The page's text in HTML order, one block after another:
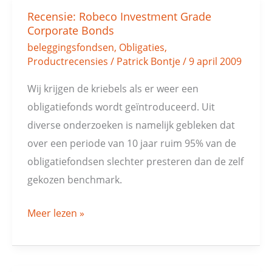
Recensie: Robeco Investment Grade
Corporate Bonds
beleggingsfondsen, Obligaties,
Productrecensies / Patrick Bontje/9 april 2009
Wij krijgen de kriebels als er weer een
obligatiefonds wordt geïntroduceerd. Uit
diverse onderzoeken is namelijk gebleken dat
over een periode van 10 jaar ruim 95% van de
obligatiefondsen slechter presteren dan de zelf
gekozen benchmark.
Recensie:
Robeco
Investment
Corporate
Bonds
Meer lezen »